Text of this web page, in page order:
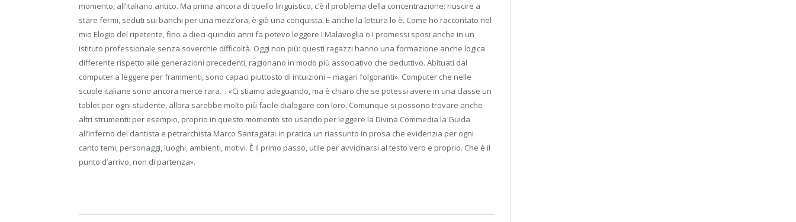
momento, all’italiano antico. Ma prima ancora di quello linguistico, c’è il problema della concentrazione: riuscire a
stare fermi, seduti sui banchi per una mezz’ora, è già una conquista. E anche la lettura lo è. Come ho raccontato nel
mio Elogio del ripetente, fino a dieci-quindici anni fa potevo leggere I Malavoglia o I promessi sposi anche in un
istituto professionale senza soverchie difficoltà. Oggi non più: questi ragazzi hanno una formazione anche logica
differente rispetto alle generazioni precedenti, ragionano in modo più associativo che deduttivo. Abituati dal
computer a leggere per frammenti, sono capaci piuttosto di intuizioni – magari folgoranti». Computer che nelle
scuole italiane sono ancora merce rara… «Ci stiamo adeguando, ma è chiaro che se potessi avere in una classe un
tablet per ogni studente, allora sarebbe molto più facile dialogare con loro. Comunque si possono trovare anche
altri strumenti: per esempio, proprio in questo momento sto usando per leggere la Divina Commedia la Guida
all’Inferno del dantista e petrarchista Marco Santagata: in pratica un riassunto in prosa che evidenzia per ogni
canto temi, personaggi, luoghi, ambienti, motivi. È il primo passo, utile per avvicinarsi al testo vero e proprio. Che è il
punto d’arrivo, non di partenza».